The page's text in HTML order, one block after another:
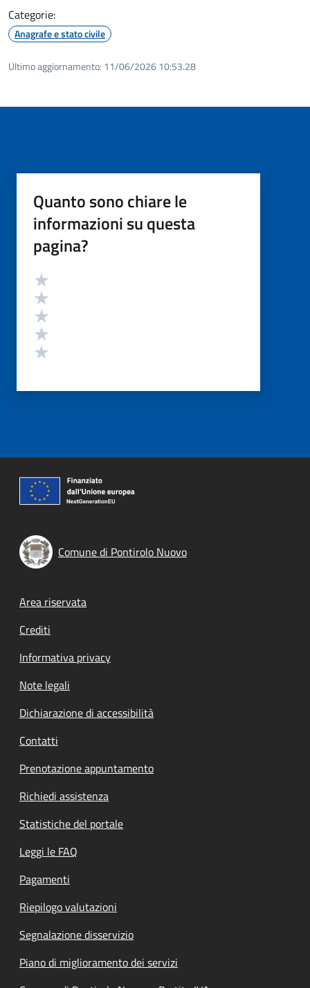
Categorie:
Anagrafe e stato civile
Ultimo aggiornamento: 11/06/2026 10:53.28
Quanto sono chiare le
informazioni su questa
pagina?
Valutazione
Comune di Pontirolo Nuovo
Footer menu
Area riservata
Crediti
Informativa privacy
Note legali
Dichiarazione di accessibilità
Contatti
Prenotazione appuntamento
Richiedi assistenza
Statistiche del portale
Leggi le FAQ
Pagamenti
Riepilogo valutazioni
Segnalazione disservizio
Piano di miglioramento dei servizi